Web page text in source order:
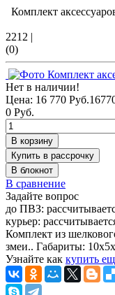
Комплект
2212 |
(0)
Нет в наличии!
Цена: 16 770 Руб.
0 Руб.
В корзину
Купить в рассрочку
В блокнот
В сравнение
Задайте вопрос
до ПВЗ:
курьер:
Комплект из
змеи.. Габариты:
Узнайте как купить